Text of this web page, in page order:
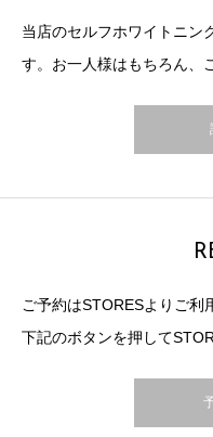
当店のセルフホワイトニン
す。お一人様はもちろん、
ご予約はSTORESよりご利
下記のボタンを押して